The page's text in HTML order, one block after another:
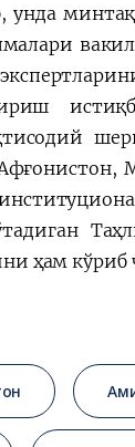
унда
ҳам кўриб